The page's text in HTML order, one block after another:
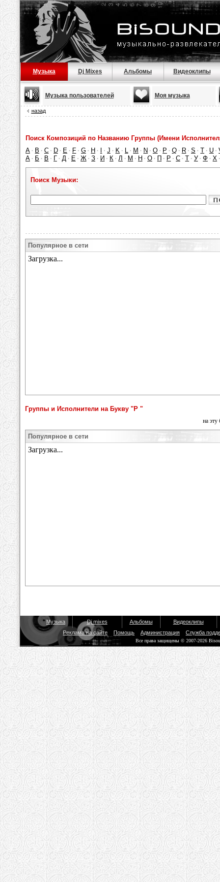
Музыка Dj Mixes Альбомы Видеоклипы
Музыка пользователей Моя музыка
назад
Поиск Композиций по Названию Группы (Имени
A · B · C · D · E · F · G · H · · J · K · L · M · N · O · P · Q · R · S · T · U ·
А · Б · В · Г · Д · Е · Ж · З · И · К · Л · М · Н · О · П · Р · С · Т · У · Ф · Х
Поиск Музыки:
Популярное в сети
Группы и Исполнители на Букву "Р "
на эту
Популярное в сети
Музыка Dj mixes Альбомы
Видеоклипы
Реклама на сайте
Помощь Администрация Служба
Все права защищены © 2007-2026